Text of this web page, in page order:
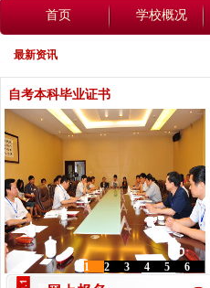
首页 学校概况
最新资讯
自考本科毕业证书
6
5
4
3
2
1